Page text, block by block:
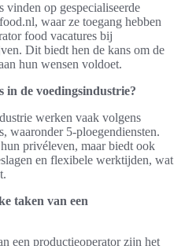
vinden op gespecialiseerde
waar ze toegang hebben
food vacatures bij
Dit biedt hen de kans om de
hun wensen voldoet.
in de voedingsindustrie?
werken vaak volgens
waaronder 5-ploegendiensten.
privéleven, maar biedt ook
en flexibele werktijden, wat
taken van een
een productieoperator zijn het